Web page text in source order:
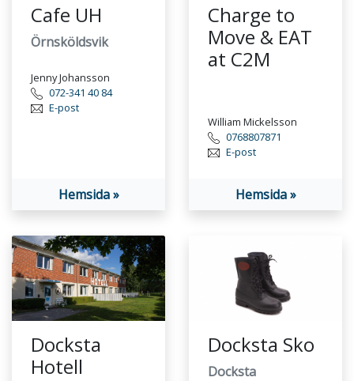
Cafe UH
Örnsköldsvik
Jenny Johansson
072-341 40 84
E-post
Hemsida »
Charge to
Move & EAT
at C2M
William Mickelsson
0768807871
E-post
Hemsida »
Docksta
Hotell
Docksta Sko
Docksta